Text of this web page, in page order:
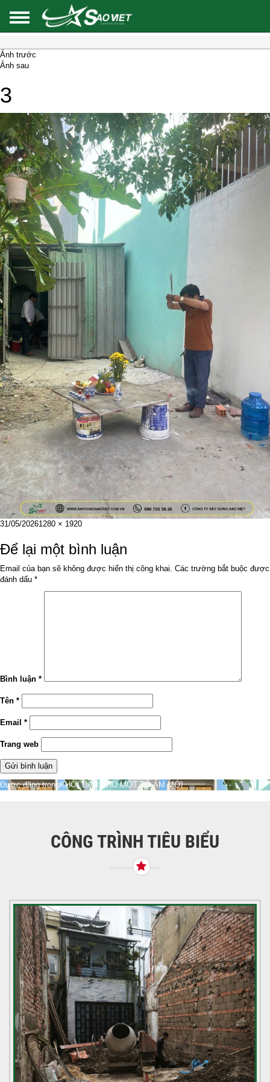
Ảnh trước
Ảnh sau
3
Đăng
ngày
31/05/2026Kích
đầy
đủ
1280 × 1920
Để lại một bình luận
Email của bạn sẽ không được hiển thị công khai. Các trường bắt buộc được
đánh dấu *
Bình luận *
Tên *
Email *
Trang web
Điều
Được đăng trongKHỞI ĐẦU CHO MỘT TỔ ẤM MỚI
CÔNG TRÌNH TIÊU BIỂU